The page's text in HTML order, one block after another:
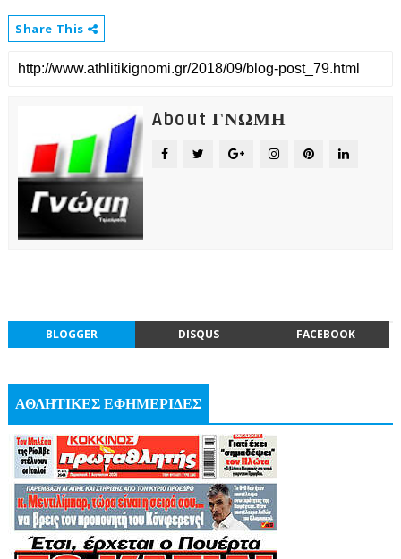
Share This
About ΓΝΩΜΗ
BLOGGER DISQUS FACEBOOK
ΑΘΛΗΤΙΚΕΣ ΕΦΗΜΕΡΙΔΕΣ